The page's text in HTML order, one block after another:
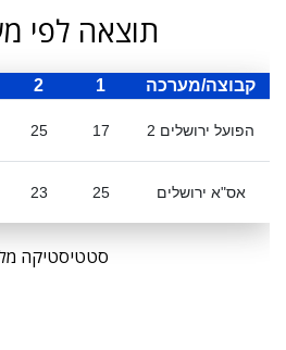
תוצאה לפי
קבוצה/מערכה 1
2
הפועל ירושלים 2 17
25
אס"א ירושלים 25
23
סטטיסטיקה